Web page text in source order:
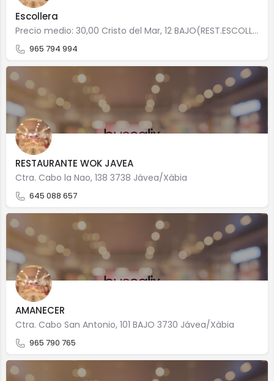
Escollera
Precio medio: 30,00 Cristo del Mar, 12 BAJO(REST.ESCOLLERA) 3730 Jávea/Xàbia
965 794 994
RESTAURANTE WOK JAVEA
Ctra. Cabo la Nao, 138 3738 Jávea/Xàbia
645 088 657
AMANECER
Ctra. Cabo San Antonio, 101 BAJO 3730 Jávea/Xàbia
965 790 765